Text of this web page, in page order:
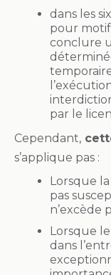
dans les
pour
conclure
par le
Cependant,
s’applique pas :
Lorsque
pas
n’excède
Lorsque
dans